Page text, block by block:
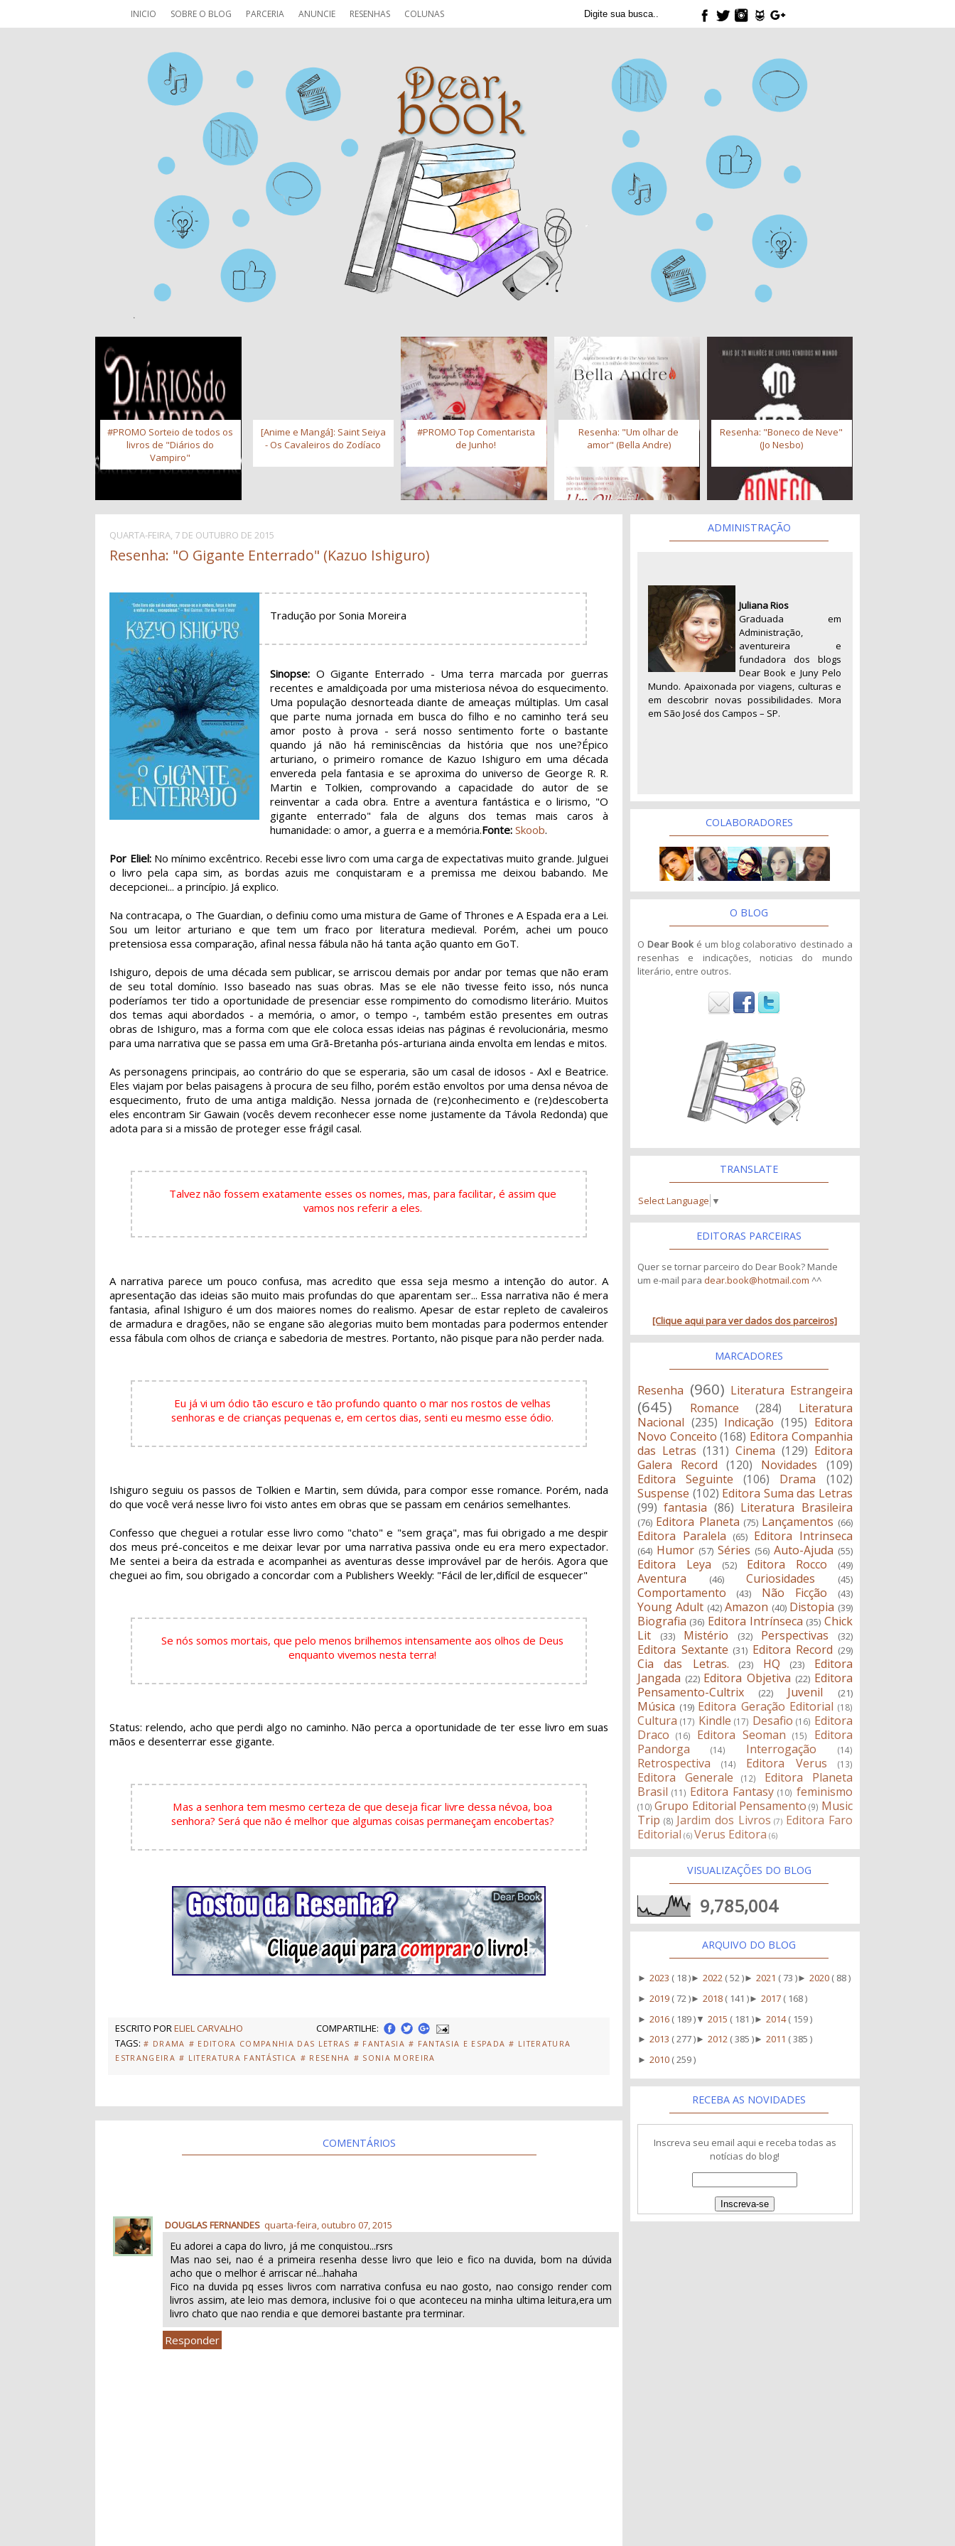
INICIO SOBRE O BLOG PARCERIA ANUNCIE RESENHAS COLUNAS
#PROMO Sorteio de todos os
livros de "Diários do
Vampiro"
[Anime e Mangá]: Saint Seiya
- Os Cavaleiros do Zodíaco
#PROMO Top Comentarista
de Junho!
Resenha: "Um olhar de
amor" (Bella Andre)
Resenha: "Boneco de Neve"
(Jo Nesbo)
QUARTA-FEIRA, 7 DE OUTUBRO DE 2015
Resenha: "O Gigante Enterrado" (Kazuo Ishiguro)
Tradução por Sonia Moreira
Sinopse: O Gigante Enterrado - Uma terra marcada por guerras
recentes e amaldiçoada por uma misteriosa névoa do esquecimento.
Uma população desnorteada diante de ameaças múltiplas. Um casal
que parte numa jornada em busca do filho e no caminho terá seu
amor posto à prova - será nosso sentimento forte o bastante
quando já não há reminiscências da história que nos une?Épico
arturiano, o primeiro romance de Kazuo Ishiguro em uma década
envereda pela fantasia e se aproxima do universo de George R. R.
Martin e Tolkien, comprovando a capacidade do autor de se
reinventar a cada obra. Entre a aventura fantástica e o lirismo, "O
gigante enterrado" fala de alguns dos temas mais caros à
humanidade: o amor, a guerra e a memória.Fonte: Skoob.
Por Eliel:No mínimo excêntrico. Recebi esse livro com uma carga de expectativas muito grande. Julguei
o livro pela capa sim, as bordas azuis me conquistaram e a premissa me deixou babando. Me
decepcionei... a princípio. Já explico.
Na contracapa, o The Guardian, o definiu como uma mistura de Game of Thrones e A Espada era a Lei.
Sou um leitor arturiano e que tem um fraco por literatura medieval. Porém, achei um pouco
pretensiosa essa comparação, afinal nessa fábula não há tanta ação quanto em GoT.
Ishiguro, depois de uma década sem publicar, se arriscou demais por andar por temas que não eram
de seu total domínio. Isso baseado nas suas obras. Mas se ele não tivesse feito isso, nós nunca
poderíamos ter tido a oportunidade de presenciar esse rompimento do comodismo literário. Muitos
dos temas aqui abordados - a memória, o amor, o tempo -, também estão presentes em outras
obras de Ishiguro, mas a forma com que ele coloca essas ideias nas páginas é revolucionária, mesmo
para uma narrativa que se passa em uma Grã-Bretanha pós-arturiana ainda envolta em lendas e mitos.
As personagens principais, ao contrário do que se esperaria, são um casal de idosos - Axl e Beatrice.
Eles viajam por belas paisagens à procura de seu filho, porém estão envoltos por uma densa névoa de
esquecimento, fruto de uma antiga maldição. Nessa jornada de (re)conhecimento e (re)descoberta
eles encontram Sir Gawain (vocês devem reconhecer esse nome justamente da Távola Redonda) que
adota para si a missão de proteger esse frágil casal.
Talvez não fossem exatamente esses os nomes, mas, para facilitar, é assim que
vamos nos referir a eles.
A narrativa parece um pouco confusa, mas acredito que essa seja mesmo a intenção do autor. A
apresentação das ideias são muito mais profundas do que aparentam ser... Essa narrativa não é mera
fantasia, afinal Ishiguro é um dos maiores nomes do realismo. Apesar de estar repleto de cavaleiros
de armadura e dragões, não se engane são alegorias muito bem montadas para podermos entender
essa fábula com olhos de criança e sabedoria de mestres. Portanto, não pisque para não perder nada.
Eu já vi um ódio tão escuro e tão profundo quanto o mar nos rostos de velhas
senhoras e de crianças pequenas e, em certos dias, senti eu mesmo esse ódio.
Ishiguro seguiu os passos de Tolkien e Martin, sem dúvida, para compor esse romance. Porém, nada
do que você verá nesse livro foi visto antes em obras que se passam em cenários semelhantes.
Confesso que cheguei a rotular esse livro como "chato" e "sem graça", mas fui obrigado a me despir
dos meus pré-conceitos e me deixar levar por uma narrativa passiva onde eu era mero expectador.
Me sentei a beira da estrada e acompanhei as aventuras desse improvável par de heróis. Agora que
cheguei ao fim, sou obrigado a concordar com a Publishers Weekly: "Fácil de ler,difícil de esquecer"
Se nós somos mortais, que pelo menos brilhemos intensamente aos olhos de Deus
enquanto vivemos nesta terra!
Status: relendo, acho que perdi algo no caminho. Não perca a oportunidade de ter esse livro em suas
mãos e desenterrar esse gigante.
Mas a senhora tem mesmo certeza de que deseja ficar livre dessa névoa, boa
senhora? Será que não é melhor que algumas coisas permaneçam encobertas?
ESCRITO PORELIEL CARVALHO
COMPARTILHE:
TAGS: # DRAMA # EDITORA COMPANHIA DAS LETRAS # FANTASIA # FANTASIA E ESPADA # LITERATURA
ESTRANGEIRA # LITERATURA FANTÁSTICA # RESENHA # SONIA MOREIRA
COMENTÁRIOS
DOUGLAS FERNANDES quarta-feira, outubro 07, 2015
Eu adorei a capa do livro, já me conquistou...rsrs
Mas nao sei, nao é a primeira resenha desse livro que leio e fico na duvida, bom na dúvida
acho que o melhor é arriscar né...hahaha
Fico na duvida pq esses livros com narrativa confusa eu nao gosto, nao consigo render com
livros assim, ate leio mas demora, inclusive foi o que aconteceu na minha ultima leitura,era um
livro chato que nao rendia e que demorei bastante pra terminar.
Responder
ADMINISTRAÇÃO
Juliana Rios
Graduada em
Administração,
aventureira e
fundadora dos blogs
Dear Book e Juny Pelo
Mundo. Apaixonada por viagens, culturas e
em descobrir novas possibilidades. Mora
em São José dos Campos – SP.
COLABORADORES
O BLOG
O Dear Book é um blog colaborativo destinado a
resenhas e indicações, noticias do mundo
literário, entre outros.
TRANSLATE
Select Language ▼
EDITORAS PARCEIRAS
Quer se tornar parceiro do Dear Book? Mande
um e-mail para dear.book@hotmail.com ^^
[Clique aqui para ver dados dos parceiros]
MARCADORES
Resenha (960) Literatura Estrangeira
(645) Romance (284)
Literatura
Nacional (235) Indicação (195) Editora
Novo Conceito (168) Editora Companhia
das Letras (131) Cinema (129) Editora
Galera Record
(120) Novidades
(109)
Editora Seguinte
(106) Drama
(102)
Suspense (102) Editora Suma das Letras
(99) fantasia (86) Literatura Brasileira
(76) Editora Planeta (75) Lançamentos (66)
Editora Paralela (65) Editora Intrinseca
(64) Humor (57) Séries (56) Auto-Ajuda (55)
Editora Leya (52) Editora Rocco (49)
Aventura (46) Curiosidades (45)
Comportamento (43) Não Ficção (43)
Young Adult (42) Amazon (40) Distopia (39)
Biografia (36) Editora Intrínseca (35) Chick
Lit
(33) Mistério (32) Perspectivas (32)
Editora Sextante (31) Editora Record (29)
Cia das Letras. (23) HQ (23)
Editora
Jangada (22) Editora Objetiva (22) Editora
Pensamento-Cultrix
(22) Juvenil (21)
Música (19) Editora Geração Editorial (18)
Cultura (17) Kindle (17) Desafio (16) Editora
Draco
(16) Editora Seoman (15)
Editora
Pandorga
(14) Interrogação (14)
Retrospectiva (14) Editora Verus (13)
Editora Generale (12)
Editora Planeta
Brasil (11) Editora Fantasy (10) feminismo
(10) Grupo Editorial Pensamento (9) Music
Trip (8) Jardim dos Livros (7) Editora Faro
Editorial (6) Verus Editora (6)
VISUALIZAÇÕES DO BLOG
9,785,004
ARQUIVO DO BLOG
►2023 ( 18 )►2022 ( 52 )►2021 ( 73 )►2020 ( 88 )
►2019 ( 72 )►2018 ( 141 )►2017 ( 168 )
►2016 ( 189 ) ▼2015 ( 181 )►2014( 159 )
►2013 ( 277 )►2012 ( 385 )►2011 ( 385 )
►2010 ( 259 )
RECEBA AS NOVIDADES
Inscreva seu email aqui e receba todas as
notícias do blog!